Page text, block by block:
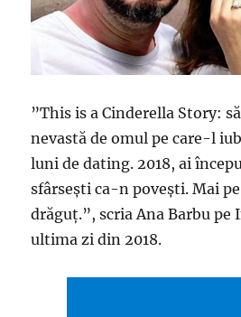
”This is a Cinderella Story:
nevastă de omul pe care-l
luni de dating. 2018, ai
sfârsești ca-n povești. Mai
drăguț.”, scria Ana Barbu pe
ultima zi din 2018.